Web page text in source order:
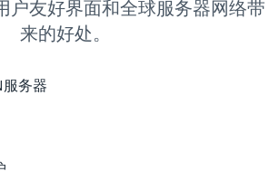
户友好界面和全球服务器网络带
来的好处。
务器